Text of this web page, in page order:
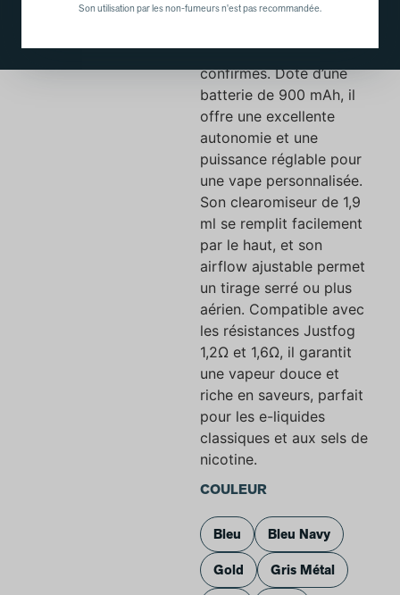
Son utilisation par les non-fumeurs n'est pas recommandée.
léger et ultra-simple à
vapoteurs débutants et
confirmés. Doté d’une
batterie de 900 mAh, il
offre une excellente
autonomie et une
puissance réglable pour
une vape personnalisée.
Son clearomiseur de 1,9
ml se remplit facilement
par le haut, et son
airflow ajustable permet
un tirage serré ou plus
aérien. Compatible avec
les résistances Justfog
1,2Ω et 1,6Ω, il garantit
une vapeur douce et
riche en saveurs, parfait
pour les e-liquides
classiques et aux sels de
nicotine.
COULEUR
Bleu
Bleu Navy
Gold
Gris Métal